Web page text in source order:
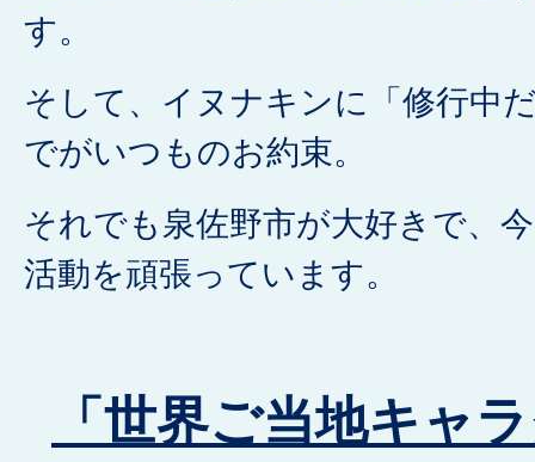
す。
そして、イヌナキンに「修行中
でがいつものお約束。
それでも泉佐野市が大好きで、
活動を頑張っています。
「世界ご当地キャ